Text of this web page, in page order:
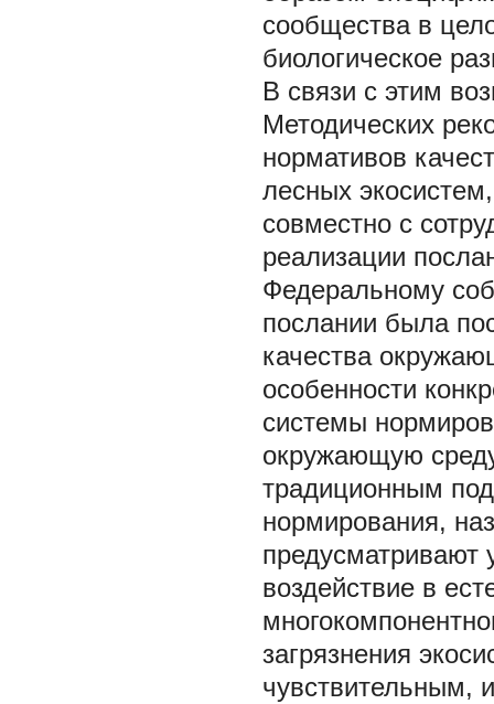
сообщества в
биологическое
В связи с этим
Методических
нормативов
лесных
совместно с
реализации
Федеральному
послании была
качества
особенности
системы
окружающую
традиционным
нормирования,
предусматривают
воздействие в
загрязнения
чувствительным,